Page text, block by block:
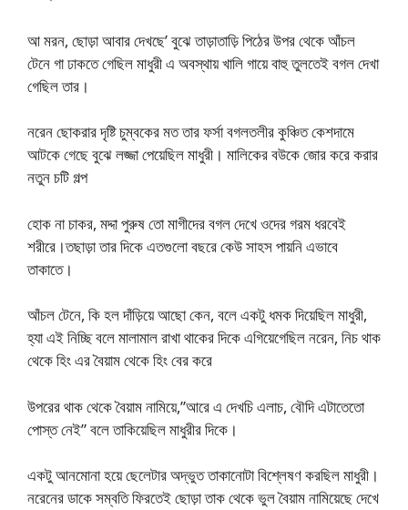
আ মরন, ছোড়া আবার দেখছে’ বুঝে তাড়াতাড়ি পিঠের উপর থেকে আঁচল
টেনে গা ঢাকতে গেছিল মাধুরী এ অবস্থায় খালি গায়ে বাহু তুলতেই বগল দেখা
গেছিল তার।
নরেন ছোকরার দৃষ্টি চুম্বকের মত তার ফর্সা বগলতলীর কুঞ্চিত কেশদামে
আটকে গেছে বুঝে লজ্জা পেয়েছিল মাধুরী। মালিকের বউকে জোর করে করার
নতুন চটি গল্প
হোক না চাকর, মদ্দা পুরুষ তো মাগীদের বগল দেখে ওদের গরম ধরবেই
শরীরে।তছাড়া তার দিকে এতগুলো বছরে কেউ সাহস পায়নি এভাবে
তাকাতে।
আঁচল টেনে, কি হল দাঁড়িয়ে আছো কেন, বলে একটু ধমক দিয়েছিল মাধুরী,
হ্যা এই নিচ্ছি বলে মালামাল রাখা থাকের দিকে এগিয়েগেছিল নরেন, নিচ থাক
থেকে হিং এর বৈয়াম থেকে হিং বের করে
উপরের থাক থেকে বৈয়াম নামিয়ে,”আরে এ দেখচি এলাচ, বৌদি এটাতেতো
পোস্ত নেই” বলে তাকিয়েছিল মাধুরীর দিকে।
একটু আনমোনা হয়ে ছেলেটার অদ্ভুত তাকানোটা বিশ্লেষণ করছিল মাধুরী।
নরেনের ডাকে সম্বতি ফিরতেই ছোড়া তাক থেকে ভুল বৈয়াম নামিয়েছে দেখে